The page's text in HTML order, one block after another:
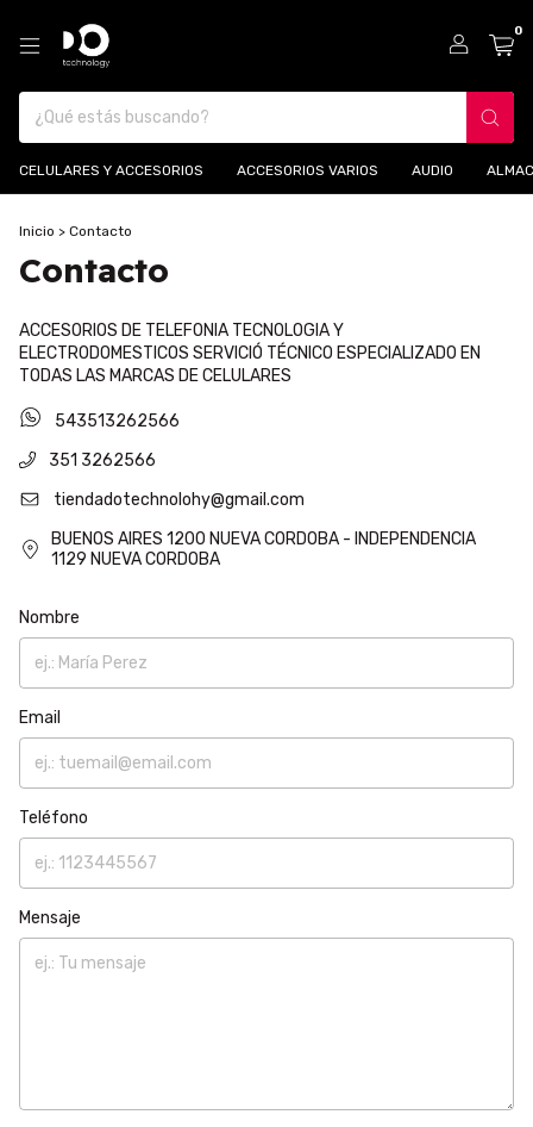
0
CELULARES Y ACCESORIOS ACCESORIOS VARIOS AUDIO
Inicio > Contacto
Contacto
ACCESORIOS DE TELEFONIA TECNOLOGIA Y
ELECTRODOMESTICOS SERVICIÓ TÉCNICO ESPECIALIZADO EN
TODAS LAS MARCAS DE CELULARES
543513262566
351 3262566
tiendadotechnolohy@gmail.com
BUENOS AIRES 1200 NUEVA CORDOBA - INDEPENDENCIA
1129 NUEVA CORDOBA
Nombre
Email
Teléfono
Mensaje